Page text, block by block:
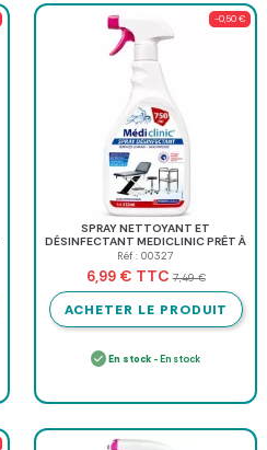
-0,50 €
SPRAY NETTOYANT ET
DÉSINFECTANT MEDICLINIC PRÊT À
L'EMPLOI MEDICLINIC - 750 ml
Réf : 00327
6,99 € TTC 7,49 €
ACHETER LE PRODUIT
En stock - En stock